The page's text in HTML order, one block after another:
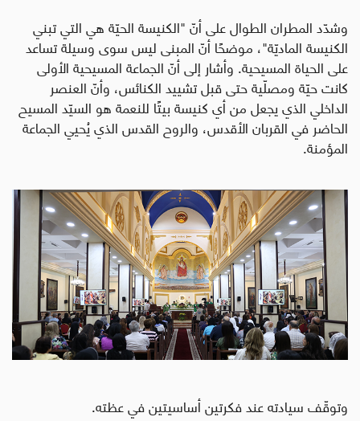
وشدّد المطران الطوال على أنّ "الكنيسة الحيّة هي التي تبني
الكنيسة الماديّة"، موضحًا أنّ المبنى ليس سوى وسيلة تساعد
على الحياة المسيحية. وأشار إلى أنّ الجماعة المسيحية الأولى
كانت حيّة ومصلّية حتى قبل تشييد الكنائس، وأنّ العنصر
الداخلي الذي يجعل من أي كنيسة بيتًا للنعمة هو السيّد المسيح
الحاضر في القربان الأقدس، والروح القدس الذي يُحيي الجماعة
المؤمنة.
وتوقّف سيادته عند فكرتين أساسيتين في عظته.